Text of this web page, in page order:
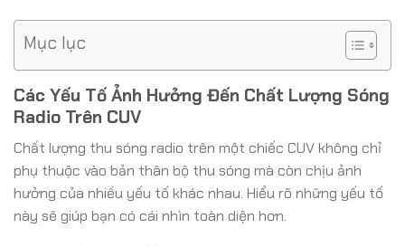
Mục lục
Các Yếu Tố Ảnh Hưởng Đến Chất Lượng Sóng
Radio Trên CUV
Chất lượng thu sóng radio trên một chiếc CUV không chỉ
phụ thuộc vào bản thân bộ thu sóng mà còn chịu ảnh
hưởng của nhiều yếu tố khác nhau. Hiểu rõ những yếu tố
này sẽ giúp bạn có cái nhìn toàn diện hơn.